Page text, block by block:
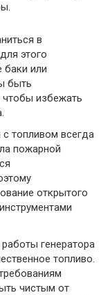
в
этого
баки или
быть
избежать
топливом всегда
пожарной
открытого
генератора
топливо.
чистым от